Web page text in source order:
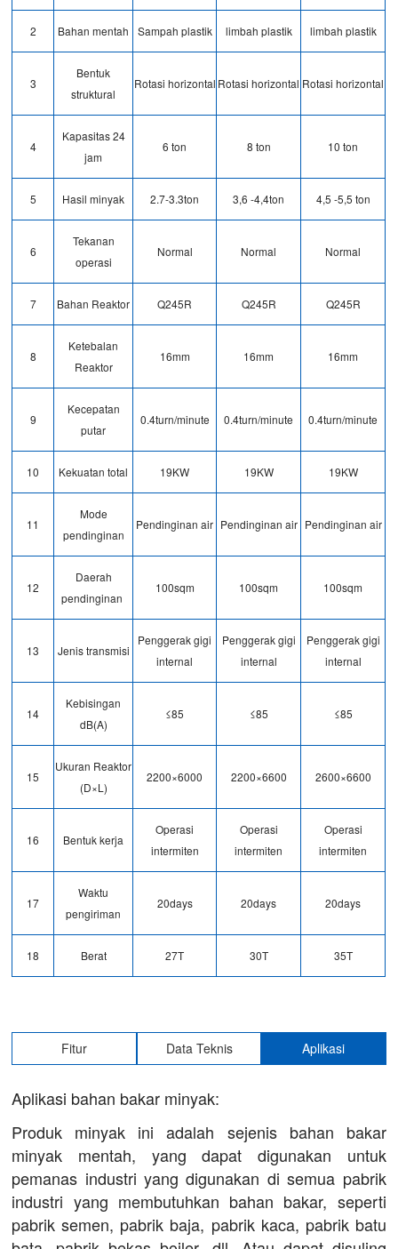
2 Bahan mentah Sampah plastik limbah plastik limbah plastik
3
Bentuk
struktural
Rotasi horizontal Rotasi horizontal Rotasi horizontal
4
Kapasitas 24
jam
6 ton 8 ton 10 ton
5 Hasil minyak 2.7-3.3ton 3,6 -4,4ton 4,5 -5,5 ton
6
Tekanan
operasi
Normal Normal Normal
7 Bahan Reaktor Q245R Q245R Q245R
8
Ketebalan
Reaktor
16mm 16mm 16mm
9
Kecepatan
putar
0.4turn/minute 0.4turn/minute 0.4turn/minute
10 Kekuatan total 19KW 19KW 19KW
11
Mode
pendinginan
Pendinginan air Pendinginan air Pendinginan air
12
Daerah
pendinginan
100sqm 100sqm 100sqm
13 Jenis transmisi
Penggerak gigi
internal
Penggerak gigi
internal
Penggerak gigi
internal
14
Kebisingan
dB(A)
≤85 ≤85 ≤85
15
Ukuran Reaktor
(D×L)
2200×6000 2200×6600 2600×6600
16 Bentuk kerja
Operasi
intermiten
Operasi
intermiten
Operasi
intermiten
17
Waktu
pengiriman
20days 20days 20days
18 Berat 27T 30T 35T
Fitur Data Teknis Aplikasi
Aplikasi bahan bakar minyak:
Produk minyak ini adalah sejenis bahan bakar
minyak mentah, yang dapat digunakan untuk
pemanas industri yang digunakan di semua pabrik
industri yang membutuhkan bahan bakar, seperti
pabrik semen, pabrik baja, pabrik kaca, pabrik batu